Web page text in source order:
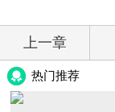
上一章
热门推荐